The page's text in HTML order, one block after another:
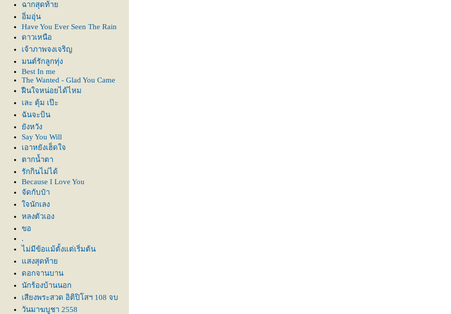
ฉากสุดท้า
อิ่มอุ่น
Have You Ever Seen The Rain
ดาวเหนือ
เจ้าภาพจงเจริญ
มนต์รักลูกทุ่ง
Best In me
The Wanted - Glad You Came
ฝืนใจหน่อยได้ไหม
เละ ตุ้ม เป๊ะ
ฉันจะบิน
ังหวัง
Say You Will
เอาหยังเฮ็ดใจ
ตากน้ำตา
รักกินไม่ได้
Because I Love You
จัดกับป๋า
จนักเลง
หลงตัวเอง
ขอ
.
ไม่มีข้อแม้ตั้งแต่เริ่มต้น
สงสุดท้า
ดอกจานบาน
นักร้องบ้านนอก
เสียงพระสวด อิติปิโสฯ 108 จบ
วันมาฆบูชา 2558